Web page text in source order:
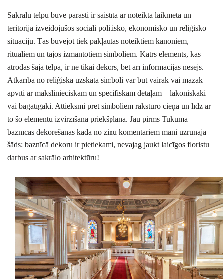
Sakrālu telpu būve parasti ir saistīta ar noteiktā laikmetā un
teritorijā izveidojušos sociāli politisko, ekonomisko un reliģisko
situāciju. Tās būvējot tiek pakļautas noteiktiem kanoniem,
rituāliem un tajos izmantotiem simboliem. Katrs elements, kas
atrodas šajā telpā, ir ne tikai dekors, bet arī informācijas nesējs.
Atkarībā no reliģiskā uzskata simboli var būt vairāk vai mazāk
apvīti ar mākslinieciskām un specifiskām detaļām – lakoniskāki
vai bagātīgāki. Attieksmi pret simboliem raksturo cieņa un līdz ar
to šo elementu izvirzīšana priekšplānā. Jau pirms Tukuma
baznīcas dekorēšanas kādā no ziņu komentāriem mani uzrunāja
šāds: baznīcā dekoru ir pietiekami, nevajag jaukt laicīgos floristu
darbus ar sakrālo arhitektūru!